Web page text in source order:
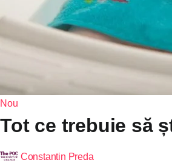
Nou
Tot ce trebuie să
Constantin Preda